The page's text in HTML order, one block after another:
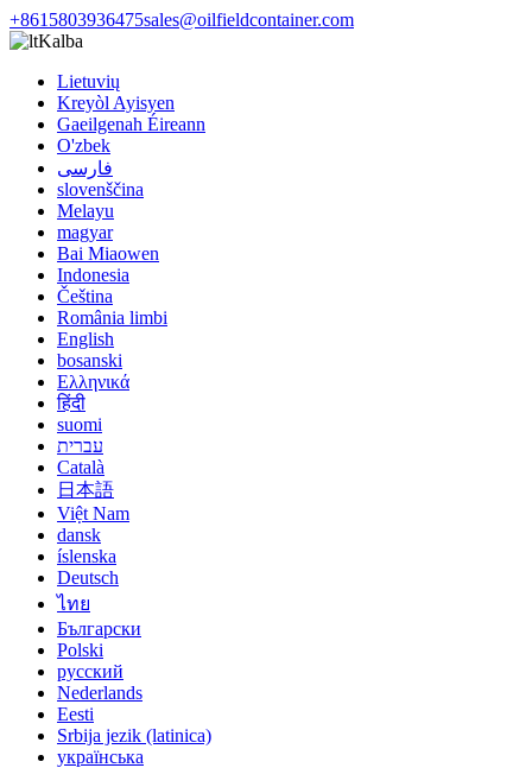
+8615803936475sales@oilfieldcontainer.com
Kalba
Lietuvių
Kreyòl Ayisyen
Gaeilgenah Éireann
O'zbek
فارسی
slovenščina
Melayu
magyar
Bai Miaowen
Indonesia
Čeština
România limbi
English
bosanski
Ελληνικά
हिंदी
suomi
עברית
Català
日本語
Việt Nam
dansk
íslenska
Deutsch
ไทย
Български
Polski
русский
Nederlands
Eesti
Srbija jezik (latinica)
українська